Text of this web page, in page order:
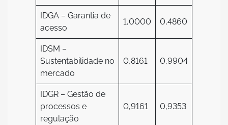
IDGA – Garantia de
acesso
1,0000 0,4860
IDSM –
Sustentabilidade no
mercado
0,8161 0,9904
IDGR – Gestão de
processos e
regulação
0,9161 0,9353